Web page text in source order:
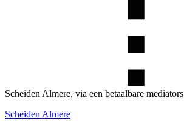
Scheiden Almere, via een betaalbare mediators
Scheiden Almere